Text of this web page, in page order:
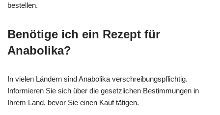
bestellen.
Benötige ich ein Rezept für
Anabolika?
In vielen Ländern sind Anabolika verschreibungspflichtig.
Informieren Sie sich über die gesetzlichen Bestimmungen in
Ihrem Land, bevor Sie einen Kauf tätigen.